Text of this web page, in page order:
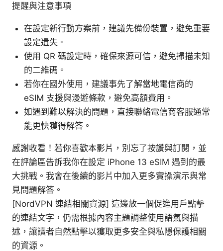
提醒與注意事項
在設定新行動方案前，建議先備份裝置，避免重要
設定遺失。
使用 QR 碼設定時，確保來源可信，避免掃描未知
的二維碼。
若你在國外使用，建議事先了解當地電信商的
eSIM 支援與漫遊條款，避免高額費用。
如遇到難以解決的問題，直接聯絡電信商客服通常
能更快獲得解答。
感謝收看！若你喜歡本影片，別忘了按讚與訂閱，並
在評論區告訴我你在設定 iPhone 13 eSIM 遇到的最
大挑戰。我會在後續的影片中加入更多實操演示與常
見問題解答。
[NordVPN 連結相關資源] 這邊放一個促進用戶點擊
的連結文字，仍需根據內容主題調整使用語氣與描
述，讓讀者自然點擊以獲取更多安全與私隱保護相關
的資源。